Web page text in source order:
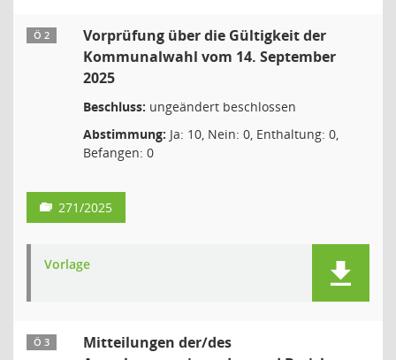
Ö 2
Vorprüfung über die Gültigkeit der
Kommunalwahl vom 14. September
2025
Beschluss: ungeändert beschlossen
Abstimmung: Ja: 10, Nein: 0, Enthaltung: 0,
Befangen: 0
271/2025
Vorlage
Ö 3
Mitteilungen der/des